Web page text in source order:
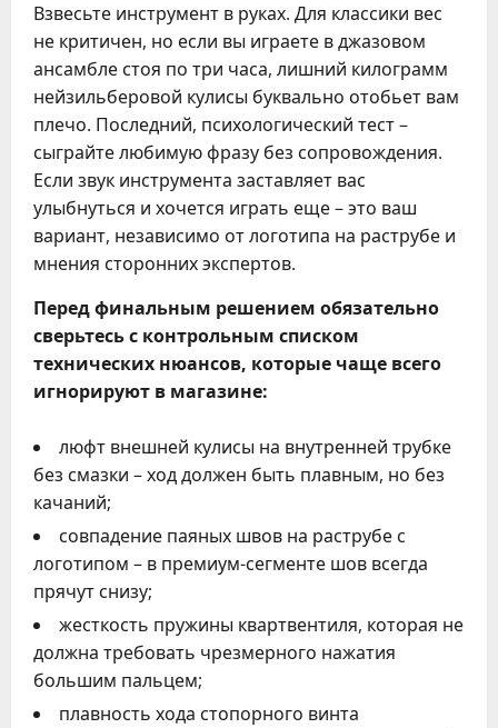
Взвесьте инструмент в руках. Для классики вес
не критичен, но если вы играете в джазовом
ансамбле стоя по три часа, лишний килограмм
нейзильберовой кулисы буквально отобьет вам
плечо. Последний, психологический тест –
сыграйте любимую фразу без сопровождения.
Если звук инструмента заставляет вас
улыбнуться и хочется играть еще – это ваш
вариант, независимо от логотипа на раструбе и
мнения сторонних экспертов.
Перед финальным решением обязательно
сверьтесь с контрольным списком
технических нюансов, которые чаще всего
игнорируют в магазине:
люфт внешней кулисы на внутренней трубке
без смазки – ход должен быть плавным, но без
качаний;
совпадение паяных швов на раструбе с
логотипом – в премиум-сегменте шов всегда
прячут снизу;
жесткость пружины квартвентиля, которая не
должна требовать чрезмерного нажатия
большим пальцем;
плавность хода стопорного винта